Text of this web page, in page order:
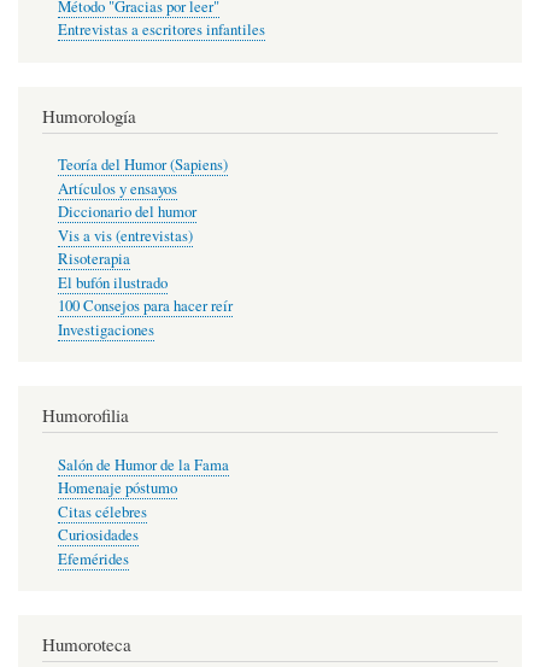
Método "Gracias por leer"
Entrevistas a escritores infantiles
Humorología
Teoría del Humor (Sapiens)
Artículos y ensayos
Diccionario del humor
Vis a vis (entrevistas)
Risoterapia
El bufón ilustrado
100 Consejos para hacer reír
Investigaciones
Humorofilia
Salón de Humor de la Fama
Homenaje póstumo
Citas célebres
Curiosidades
Efemérides
Humoroteca